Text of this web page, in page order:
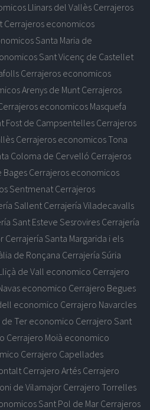
Llinars del Vallès Cerrajeros
Cerrajeros economicos
Santa Maria de
Sant Vicenç de Castellet
Cerrajeros economicos
Arenys de Munt Cerrajeros
economicos Masquefa
Fost de Campsentelles Cerrajeros
Cerrajeros economicos Tona
Coloma de Cervelló Cerrajeros
Bages Cerrajeros economicos
Sentmenat Cerrajeros
Sallent Cerrajería Viladecavalls
Sant Esteve Sesrovires Cerrajería
Cerrajería Santa Margarida i els
de Ronçana Cerrajería Súria
de Vall economico Cerrajero
economico Cerrajero Begues
economico Cerrajero Navarcles
de Ter economico Cerrajero Sant
Cerrajero Moià economico
Cerrajero Capellades
Cerrajero Artés Cerrajero
de Vilamajor Cerrajero Torrelles
Sant Pol de MarCerrajeros